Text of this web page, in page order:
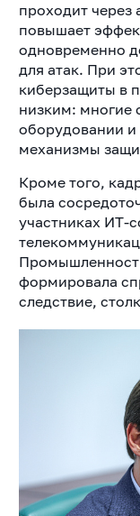
проходит через
повышает
одновременно
для атак. При
киберзащиты в
низким: многие
оборудовании
механизмы
Кроме того,
была
участниках ИТ-
формировала
следствие,